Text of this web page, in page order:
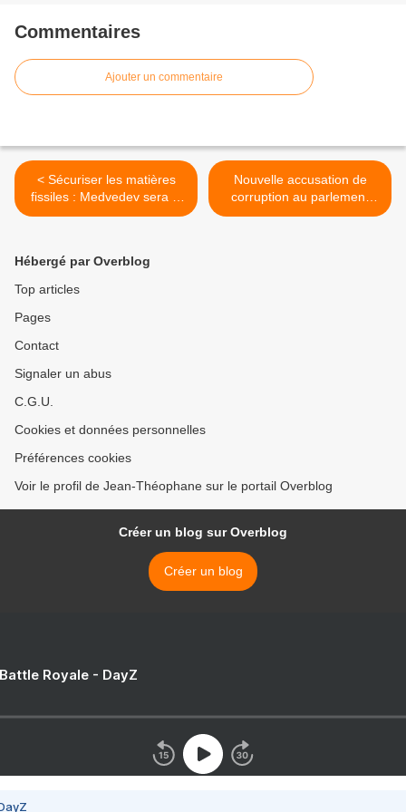
Commentaires
Ajouter un commentaire
< Sécuriser les matières
fissiles : Medvedev sera le
premier intervenant
Nouvelle accusation de
corruption au parlement
européen >
Hébergé par Overblog
Top articles
Pages
Contact
Signaler un abus
C.G.U.
Cookies et données personnelles
Préférences cookies
Voir le profil de Jean-Théophane sur le portail Overblog
Créer un blog sur Overblog
Créer un blog
Royale - DayZ